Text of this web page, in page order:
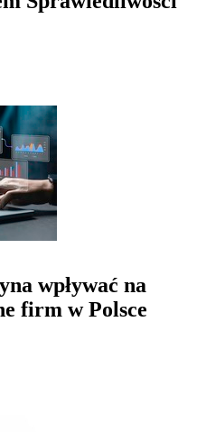
wpływać na
firm w Polsce